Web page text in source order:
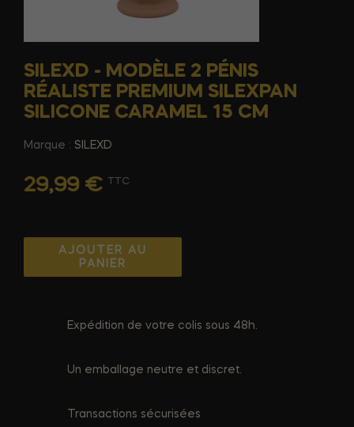
SILEXD - MODÈLE 2 PÉNIS
RÉALISTE PREMIUM SILEXPAN
SILICONE CARAMEL 15 CM
Marque : SILEXD
29,99 € TTC
AJOUTER AU
PANIER
Expédition de votre colis sous 48h.
Un emballage neutre et discret.
Transactions sécurisées